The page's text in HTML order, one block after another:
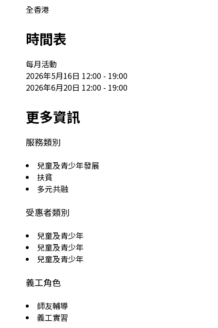
全香港
時間表
每月活動
2026年5月16日 12:00 - 19:00
2026年6月20日 12:00 - 19:00
更多資訊
服務類別
兒童及青少年發展
扶貧
多元共融
受惠者類別
兒童及青少年
兒童及青少年
兒童及青少年
義工角色
師友輔導
義工實習